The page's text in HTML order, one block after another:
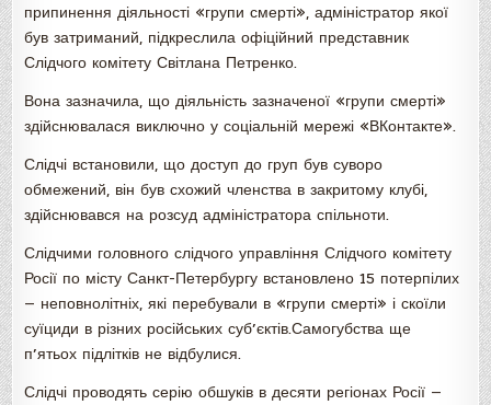
припинення діяльності «групи смерті», адміністратор якої
був затриманий, підкреслила офіційний представник
Слідчого комітету Світлана Петренко.
Вона зазначила, що діяльність зазначеної «групи смерті»
здійснювалася виключно у соціальній мережі «ВКонтакте».
Слідчі встановили, що доступ до груп був суворо
обмежений, він був схожий членства в закритому клубі,
здійснювався на розсуд адміністратора спільноти.
Слідчими головного слідчого управління Слідчого комітету
Росії по місту Санкт-Петербургу встановлено 15 потерпілих
— неповнолітніх, які перебували в «групи смерті» і скоїли
суїциди в різних російських суб’єктів.Самогубства ще
п’ятьох підлітків не відбулися.
Слідчі проводять серію обшуків в десяти регіонах Росії —